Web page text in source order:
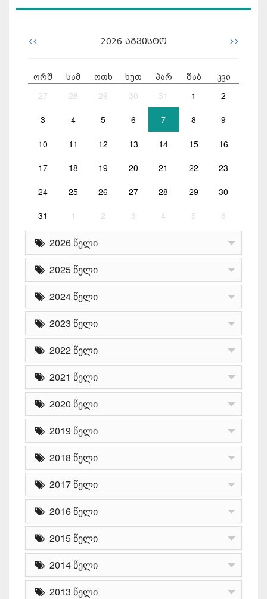
<< 2026 აგვისტო >>
ორშ სამ ოთხ ხუთ პარ შაბ კვი
27 28 29 30 31 1 2
3 4 5 6 7 8 9
10 11 12 13 14 15 16
17 18 19 20 21 22 23
24 25 26 27 28 29 30
31 1 2 3 4 5 6
2026 წელი
2025 წელი
2024 წელი
2023 წელი
2022 წელი
2021 წელი
2020 წელი
2019 წელი
2018 წელი
2017 წელი
2016 წელი
2015 წელი
2014 წელი
2013 წელი